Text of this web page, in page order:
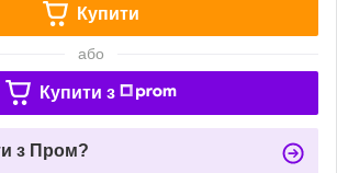
Купити
або
Купити з
з Пром?